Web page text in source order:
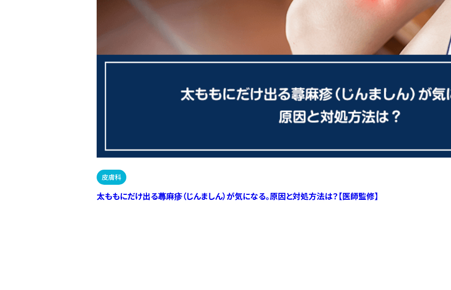
皮膚科
太ももにだけ出る蕁麻疹（じんましん）が気になる。原因と対処方法は？【医師監修】